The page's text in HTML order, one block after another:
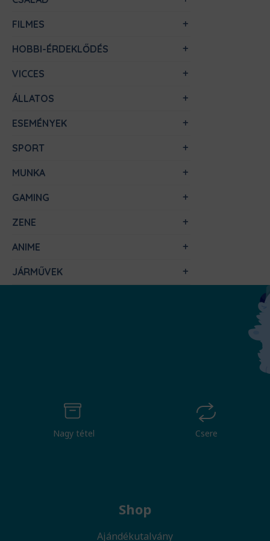
FILMES
HOBBI-ÉRDEKLŐDÉS
VICCES
ÁLLATOS
ESEMÉNYEK
SPORT
MUNKA
GAMING
ZENE
ANIME
JÁRMŰVEK
Nagy tétel Csere
Shop
Ajándékutalvány